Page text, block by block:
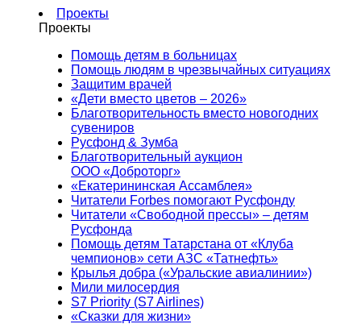
Проекты
Проекты
Помощь детям в больницах
Помощь людям в чрезвычайных ситуациях
Защитим врачей
«Дети вместо цветов – 2026»
Благотворительность вместо новогодних
сувениров
Русфонд & Зумба
Благотворительный аукцион
ООО «Доброторг»
«Екатерининская Ассамблея»
Читатели Forbes помогают Русфонду
Читатели «Свободной прессы» – детям
Русфонда
Помощь детям Татарстана от «Клуба
чемпионов» сети АЗС «Татнефть»
Крылья добра («Уральские авиалинии»)
Мили милосердия
S7 Priority (S7 Airlines)
«Сказки для жизни»